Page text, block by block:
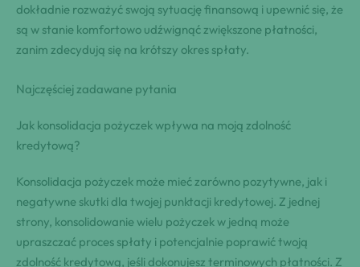
dokładnie rozważyć swoją sytuację finansową i upewnić się, że
są w stanie komfortowo udźwignąć zwiększone płatności,
zanim zdecydują się na krótszy okres spłaty.
Najczęściej zadawane pytania
Jak konsolidacja pożyczek wpływa na moją zdolność
kredytową?
Konsolidacja pożyczek może mieć zarówno pozytywne, jak i
negatywne skutki dla twojej punktacji kredytowej. Z jednej
strony, konsolidowanie wielu pożyczek w jedną może
upraszczać proces spłaty i potencjalnie poprawić twoją
zdolność kredytową, jeśli dokonujesz terminowych płatności. Z